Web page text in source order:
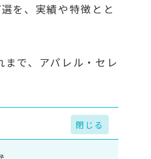
を、実績や特徴とと
で、アパレル・セレ